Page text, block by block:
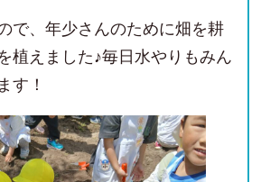
で、年少さんのために畑を耕
植えました♪毎日水やりもみん
す！